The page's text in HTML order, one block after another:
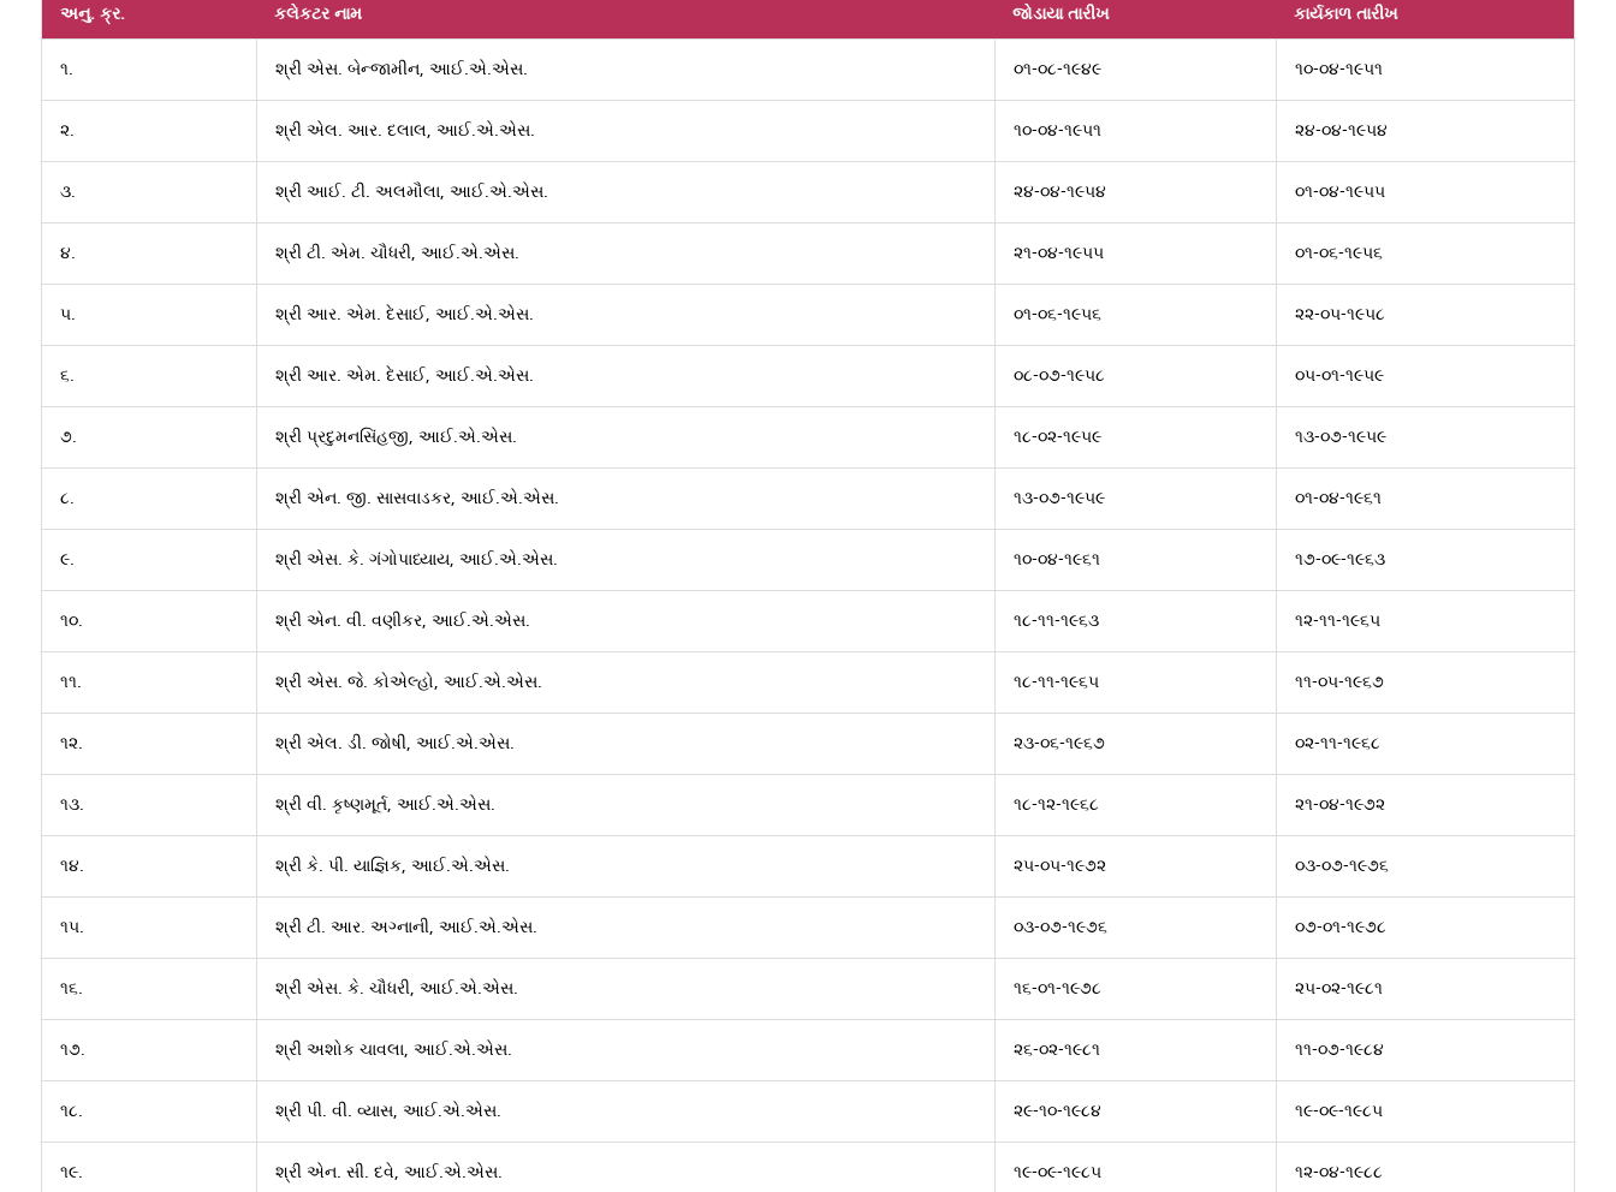
અનુ. ક્ર. કલેકટર નામ જોડાયા તારીખ કાર્યકાળ તારીખ
૧. શ્રી એસ. બેન્જામીન, આઈ.એ.એસ. ૦૧-૦૮-૧૯૪૯ ૧૦-૦૪-૧૯૫૧
૨. શ્રી એલ. આર. દલાલ, આઈ.એ.એસ. ૧૦-૦૪-૧૯૫૧ ૨૪-૦૪-૧૯૫૪
૩. શ્રી આઈ. ટી. અલમૌલા, આઈ.એ.એસ. ૨૪-૦૪-૧૯૫૪ ૦૧-૦૪-૧૯૫૫
૪. શ્રી ટી. એમ. ચૌધરી, આઈ.એ.એસ. ૨૧-૦૪-૧૯૫૫ ૦૧-૦૬-૧૯૫૬
૫. શ્રી આર. એમ. દેસાઈ, આઈ.એ.એસ. ૦૧-૦૬-૧૯૫૬ ૨૨-૦૫-૧૯૫૮
૬. શ્રી આર. એમ. દેસાઈ, આઈ.એ.એસ. ૦૮-૦૭-૧૯૫૮ ૦૫-૦૧-૧૯૫૯
૭. શ્રી પ્રદુમનસિંહજી, આઈ.એ.એસ. ૧૮-૦૨-૧૯૫૯ ૧૩-૦૭-૧૯૫૯
૮. શ્રી એન. જી. સાસવાડકર, આઈ.એ.એસ. ૧૩-૦૭-૧૯૫૯ ૦૧-૦૪-૧૯૬૧
૯. શ્રી એસ. કે. ગંગોપાધ્યાય, આઈ.એ.એસ. ૧૦-૦૪-૧૯૬૧ ૧૭-૦૯-૧૯૬૩
૧૦. શ્રી એન. વી. વણીકર, આઈ.એ.એસ. ૧૮-૧૧-૧૯૬૩ ૧૨-૧૧-૧૯૬૫
૧૧. શ્રી એસ. જે. કોએલ્હો, આઈ.એ.એસ. ૧૮-૧૧-૧૯૬૫ ૧૧-૦૫-૧૯૬૭
૧૨. શ્રી એલ. ડી. જોષી, આઈ.એ.એસ. ૨૩-૦૬-૧૯૬૭ ૦૨-૧૧-૧૯૬૮
૧૩. શ્રી વી. કૃષ્ણમૂર્ત, આઈ.એ.એસ. ૧૮-૧૨-૧૯૬૮ ૨૧-૦૪-૧૯૭૨
૧૪. શ્રી કે. પી. યાજ્ઞિક, આઈ.એ.એસ. ૨૫-૦૫-૧૯૭૨ ૦૩-૦૭-૧૯૭૬
૧૫. શ્રી ટી. આર. અગ્નાની, આઈ.એ.એસ. ૦૩-૦૭-૧૯૭૬ ૦૭-૦૧-૧૯૭૮
૧૬. શ્રી એસ. કે. ચૌધરી, આઈ.એ.એસ. ૧૬-૦૧-૧૯૭૮ ૨૫-૦૨-૧૯૮૧
૧૭. શ્રી અશોક ચાવલા, આઈ.એ.એસ. ૨૬-૦૨-૧૯૮૧ ૧૧-૦૭-૧૯૮૪
૧૮. શ્રી પી. વી. વ્યાસ, આઈ.એ.એસ. ૨૯-૧૦-૧૯૮૪ ૧૯-૦૯-૧૯૮૫
૧૯. શ્રી એન. સી. દવે, આઈ.એ.એસ. ૧૯-૦૯-૧૯૮૫ ૧૨-૦૪-૧૯૮૮